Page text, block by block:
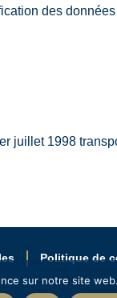
des
juillet 1998
Politique de
sur notre site